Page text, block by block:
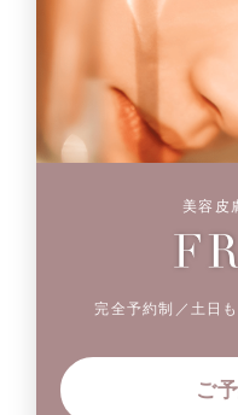
美容皮
完全予約制／土日
ご